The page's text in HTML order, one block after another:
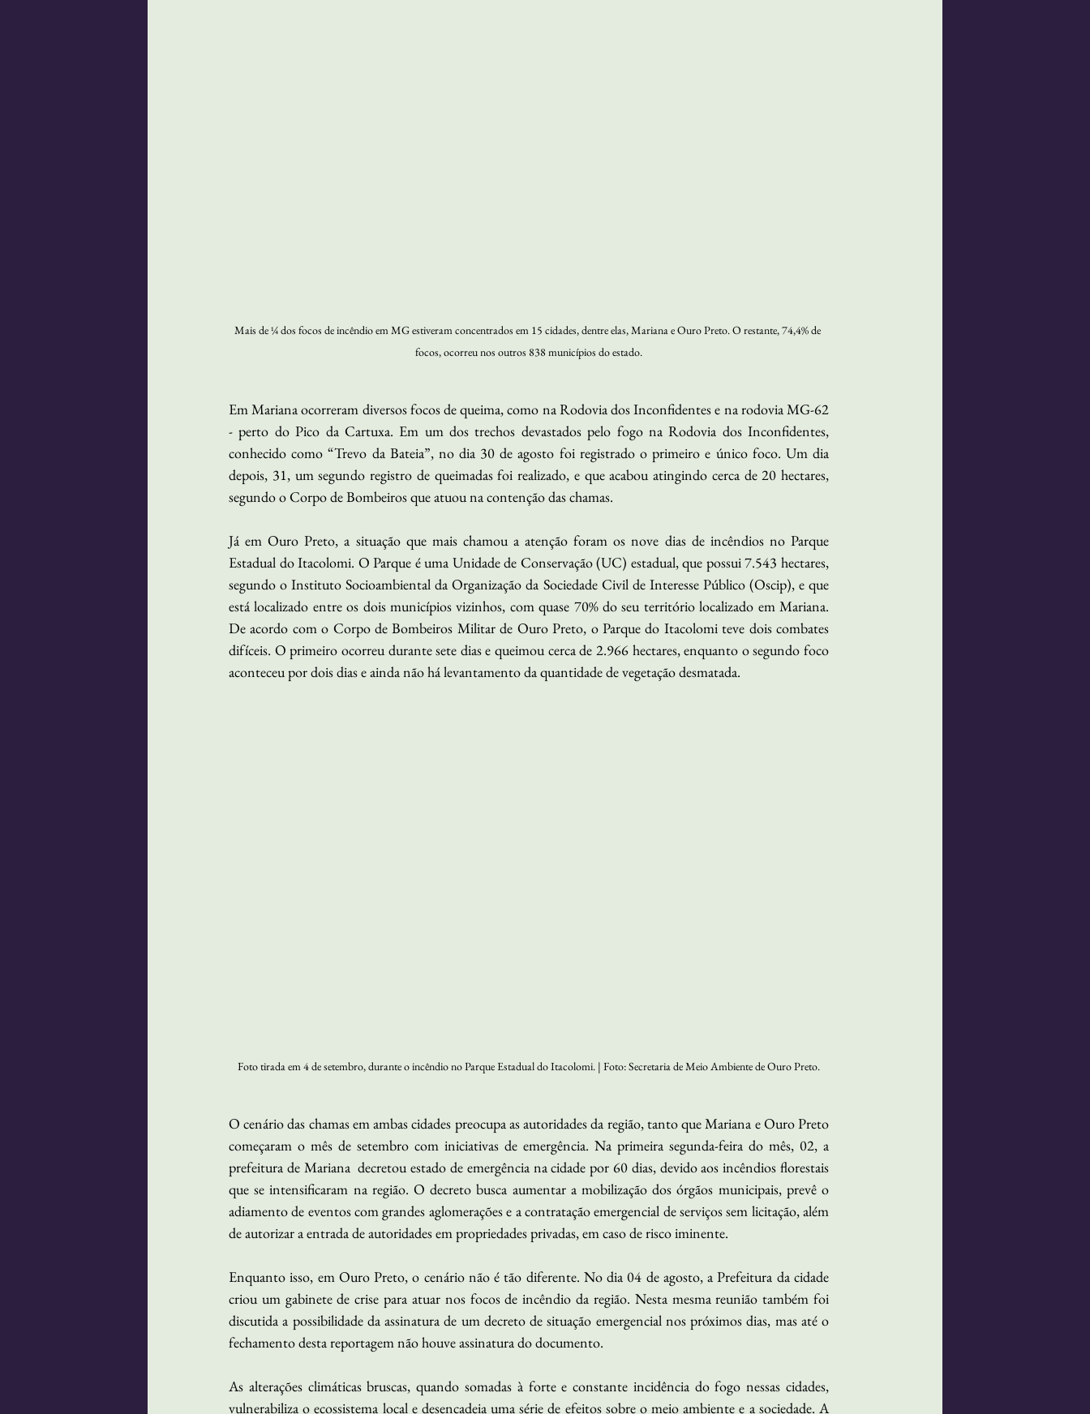
Mais de ¼ dos focos de incêndio em MG estiveram concentrados em 15 cidades, dentre elas, Mariana e Ouro Preto. O restante, 74,4% de
focos, ocorreu nos outros 838 municípios do estado.
Em Mariana ocorreram diversos focos de queima, como na Rodovia dos Inconfidentes e na rodovia MG-62
- perto do Pico da Cartuxa. Em um dos trechos devastados pelo fogo na Rodovia dos Inconfidentes,
conhecido como “Trevo da Bateia”, no dia 30 de agosto foi registrado o primeiro e único foco. Um dia
depois, 31, um segundo registro de queimadas foi realizado, e que acabou atingindo cerca de 20 hectares,
segundo o Corpo de Bombeiros que atuou na contenção das chamas.
Já em Ouro Preto, a situação que mais chamou a atenção foram os nove dias de incêndios no Parque
Estadual do Itacolomi. O Parque é uma Unidade de Conservação (UC) estadual, que possui 7.543 hectares,
segundo o Instituto Socioambiental da Organização da Sociedade Civil de Interesse Público (Oscip), e que
está localizado entre os dois municípios vizinhos, com quase 70% do seu território localizado em Mariana.
De acordo com o Corpo de Bombeiros Militar de Ouro Preto, o Parque do Itacolomi teve dois combates
difíceis. O primeiro ocorreu durante sete dias e queimou cerca de 2.966 hectares, enquanto o segundo foco
aconteceu por dois dias e ainda não há levantamento da quantidade de vegetação desmatada.
Foto tirada em 4 de setembro, durante o incêndio no Parque Estadual do Itacolomi. | Foto: Secretaria de Meio Ambiente de Ouro Preto.
O cenário das chamas em ambas cidades preocupa as autoridades da região, tanto que Mariana e Ouro Preto
começaram o mês de setembro com iniciativas de emergência. Na primeira segunda-feira do mês, 02, a
prefeitura de Mariana  decretou estado de emergência na cidade por 60 dias, devido aos incêndios florestais
que se intensificaram na região. O decreto busca aumentar a mobilização dos órgãos municipais, prevê o
adiamento de eventos com grandes aglomerações e a contratação emergencial de serviços sem licitação, além
de autorizar a entrada de autoridades em propriedades privadas, em caso de risco iminente.
Enquanto isso, em Ouro Preto, o cenário não é tão diferente. No dia 04 de agosto, a Prefeitura da cidade
criou um gabinete de crise para atuar nos focos de incêndio da região. Nesta mesma reunião também foi
discutida a possibilidade da assinatura de um decreto de situação emergencial nos próximos dias, mas até o
fechamento desta reportagem não houve assinatura do documento.
As alterações climáticas bruscas, quando somadas à forte e constante incidência do fogo nessas cidades,
vulnerabiliza o ecossistema local e desencadeia uma série de efeitos sobre o meio ambiente e a sociedade. A